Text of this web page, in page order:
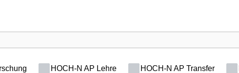
HOCH-N AP Lehre HOCH-N AP Transfer